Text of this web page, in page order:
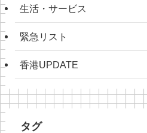
生活・サービス
緊急リスト
香港UPDATE
タグ